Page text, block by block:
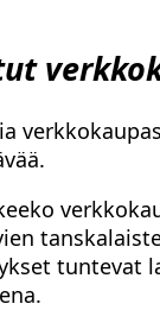
tuntevat